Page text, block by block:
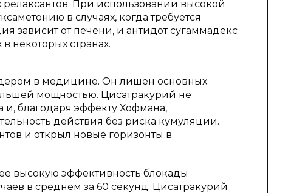
При использовании высокой
в случаях, когда требуется
зависит от печени, и антидот сугаммадекс
некоторых странах.
в медицине. Он лишен основных
мощностью. Цисатракурий не
благодаря эффекту Хофмана,
действия без риска кумуляции.
и открыл новые горизонты в
высокую эффективность блокады
в среднем за 60 секунд. Цисатракурий